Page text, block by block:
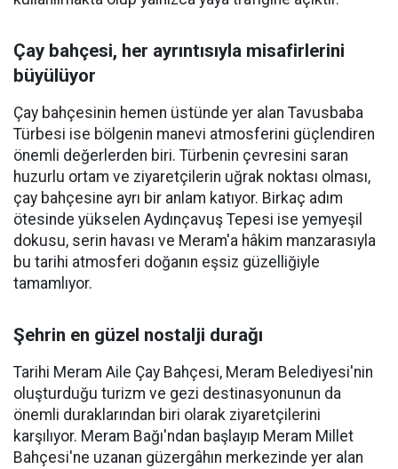
Çay bahçesi, her ayrıntısıyla misafirlerini
büyülüyor
Çay bahçesinin hemen üstünde yer alan Tavusbaba
Türbesi ise bölgenin manevi atmosferini güçlendiren
önemli değerlerden biri. Türbenin çevresini saran
huzurlu ortam ve ziyaretçilerin uğrak noktası olması,
çay bahçesine ayrı bir anlam katıyor. Birkaç adım
ötesinde yükselen Aydınçavuş Tepesi ise yemyeşil
dokusu, serin havası ve Meram'a hâkim manzarasıyla
bu tarihi atmosferi doğanın eşsiz güzelliğiyle
tamamlıyor.
Şehrin en güzel nostalji durağı
Tarihi Meram Aile Çay Bahçesi, Meram Belediyesi'nin
oluşturduğu turizm ve gezi destinasyonunun da
önemli duraklarından biri olarak ziyaretçilerini
karşılıyor. Meram Bağı'ndan başlayıp Meram Millet
Bahçesi'ne uzanan güzergâhın merkezinde yer alan